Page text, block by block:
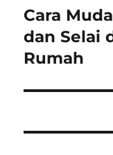
Next
post:
Cara
dan Selai
Rumah